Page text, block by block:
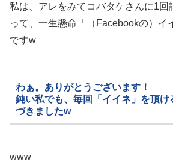
私は、アレをみてコバタケさんに1回
って、一生懸命「（Facebookの）イ
ですw
わぁ。ありがとうございます！
鈍い私でも、毎回「イイネ」を頂け
づきましたw
www